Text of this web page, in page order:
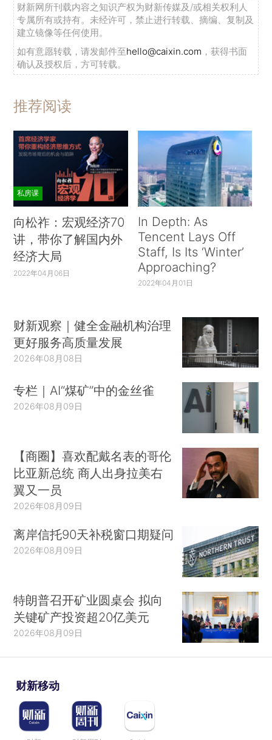
财新网所刊载内容之知识产权为财新传媒及/或相关权利人
专属所有或持有。未经许可，禁止进行转载、摘编、复制及
建立镜像等任何使用。
如有意愿转载，请发邮件至hello@caixin.com ，获得书面
确认及授权后，方可转载。
推荐阅读
私房课
向松祚：宏观经济70
讲，带你了解国内外
经济大局
2022年04月06日
In Depth: As
Tencent Lays Off
Staff, Is Its ‘Winter’
Approaching?
2022年04月01日
财新观察｜健全金融机构治理
更好服务高质量发展
2026年08月08日
专栏｜AI“煤矿”中的金丝雀
2026年08月09日
【商圈】喜欢配戴名表的哥伦
比亚新总统 商人出身拉美右
翼又一员
2026年08月09日
离岸信托90天补税窗口期疑问
2026年08月09日
特朗普召开矿业圆桌会 拟向
关键矿产投资超20亿美元
2026年08月09日
财新移动